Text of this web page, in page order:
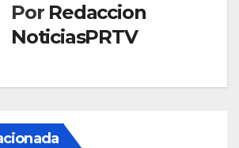
Por Redaccion
NoticiasPRTV